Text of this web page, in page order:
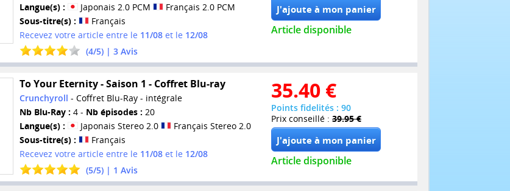
Langue(s) :
Japonais 2.0 PCM
Français 2.0 PCM
Sous-titre(s) :
Français
Recevez votre article entre le 11/08et le 12/08
(4/5) | 3Avis
Article disponible
To Your Eternity - Saison 1 - Coffret Blu-ray
Crunchyroll - Coffret Blu-Ray - intégrale
Nb Blu-Ray : 4 - Nb épisodes : 20
Langue(s) :
Japonais Stereo 2.0
Français Stereo 2.0
Sous-titre(s) :
Français
Recevez votre article entre le 11/08et le 12/08
(5/5) | 1 Avis
35.40 €
Points fidelités : 90
Prix conseillé : 39.95 €
Article disponible